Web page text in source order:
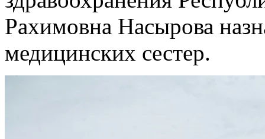
Рахимовна Насырова
медицинских сестер.